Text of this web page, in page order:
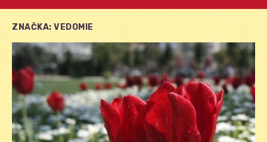
ZNAČKA: VEDOMIE